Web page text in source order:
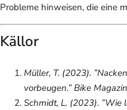
Probleme hinweisen, die eine
Källor
Müller, T. (2023).
vorbeugen.” Bike Magazin
Schmidt, L. (2023). ”Wie